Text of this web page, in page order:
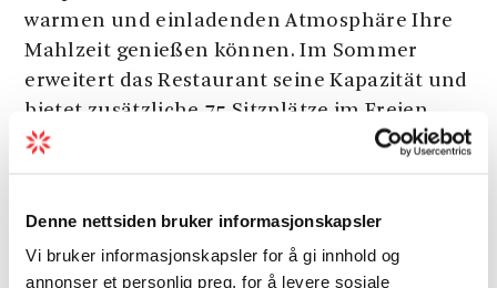
Denne nettsiden bruker informasjonskapsler
Vi bruker informasjonskapsler for å gi innhold og
annonser et personlig preg, for å levere sosiale
warmen und einladenden Atmosphäre Ihre
Mahlzeit genießen können. Im Sommer
erweitert das Restaurant seine Kapazität und
bietet zusätzliche 75 Sitzplätze im Freien.
Egal ob Sie für ein Familienmittagessen, ein
Probieren der besten Meeresfrüchte
kommen – Gjøa Sjømat bietet Ihnen ein
kulinarisches Erlebnis, das Qualität und
Saison